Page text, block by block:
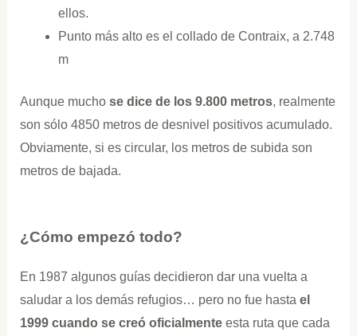
ellos.
Punto más alto es el collado de Contraix, a 2.748
m
Aunque mucho se dice de los 9.800 metros, realmente
son sólo 4850 metros de desnivel positivos acumulado.
Obviamente, si es circular, los metros de subida son
metros de bajada.
¿Cómo empezó todo?
En 1987 algunos guías decidieron dar una vuelta a
saludar a los demás refugios… pero no fue hasta el
1999 cuando se creó oficialmenteesta ruta que cada